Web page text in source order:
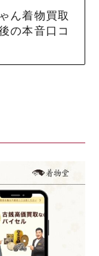
ん着物買取
の本音口コ